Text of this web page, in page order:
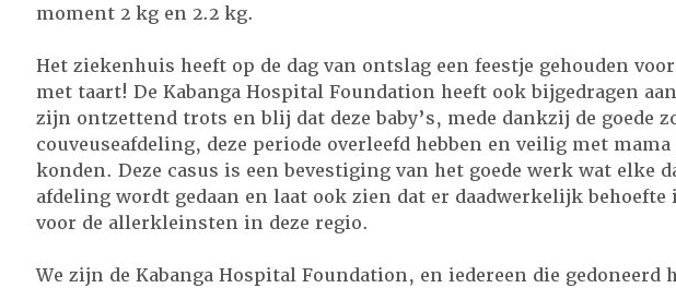
moment 2 kg en 2.2 kg.
Het ziekenhuis heeft op de dag van ontslag een feestje gehouden
met taart! De Kabanga Hospital Foundation heeft ook bijgedragen aan
zijn ontzettend trots en blij dat deze baby’s, mede dankzij de goede
couveuseafdeling, deze periode overleefd hebben en veilig met
konden. Deze casus is een bevestiging van het goede werk wat elke
afdeling wordt gedaan en laat ook zien dat er daadwerkelijk behoefte
voor de allerkleinsten in deze regio.
We zijn de Kabanga Hospital Foundation, en iedereen die gedoneerd